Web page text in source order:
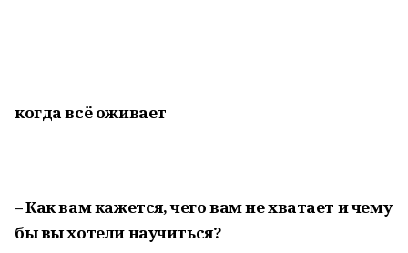
когда всё оживает
– Как вам кажется, чего вам не хватает и чему
бы вы хотели научиться?